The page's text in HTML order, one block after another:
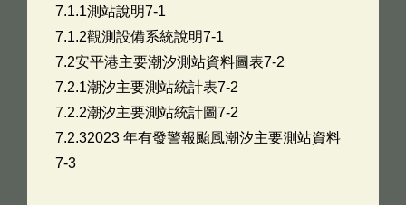
7.1.1測站說明7-1
7.1.2觀測設備系統說明7-1
7.2安平港主要潮汐測站資料圖表7-2
7.2.1潮汐主要測站統計表7-2
7.2.2潮汐主要測站統計圖7-2
7.2.32023 年有發警報颱風潮汐主要測站資料
7-3